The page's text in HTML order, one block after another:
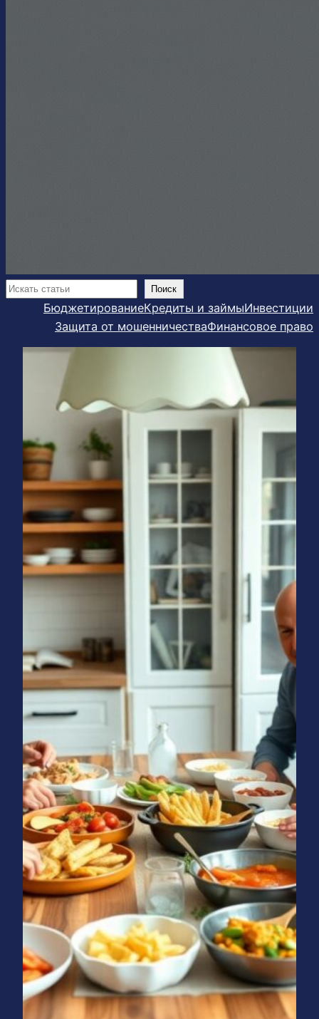
Поиск Поиск
БюджетированиеКредиты и займыИнвестиции
Защита от мошенничестваФинансовое право